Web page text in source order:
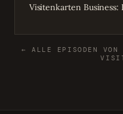
Visitenkarten Business:
← ALLE EPISODEN